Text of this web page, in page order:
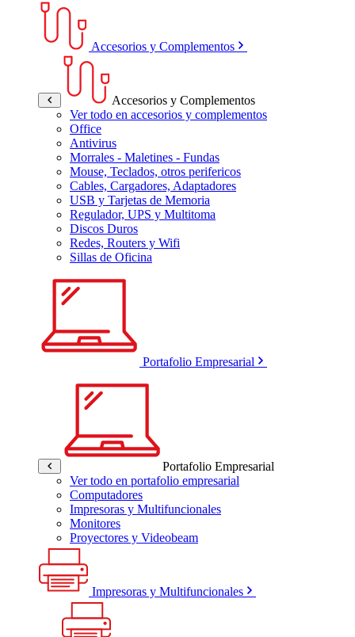
Accesorios y Complementos
Accesorios y Complementos
Ver todo en accesorios y complementos
Office
Antivirus
Morrales - Maletines - Fundas
Mouse, Teclados, otros perifericos
Cables, Cargadores, Adaptadores
USB y Tarjetas de Memoria
Regulador, UPS y Multitoma
Discos Duros
Redes, Routers y Wifi
Sillas de Oficina
Portafolio Empresarial
Portafolio Empresarial
Ver todo en portafolio empresarial
Computadores
Impresoras y Multifuncionales
Monitores
Proyectores y Videobeam
Impresoras y Multifuncionales